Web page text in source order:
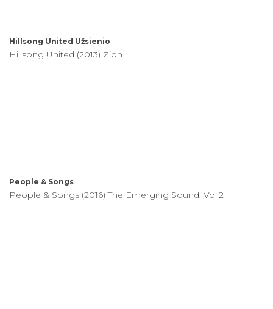
Hillsong United Užsienio
Hillsong United (2013) Zion
People & Songs
People & Songs (2016) The Emerging Sound, Vol.2